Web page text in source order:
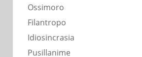
Ossimoro
Filantropo
Idiosincrasia
Pusillanime